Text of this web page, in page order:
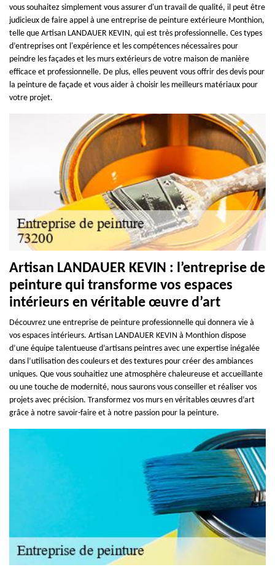
vous souhaitez simplement vous assurer d'un travail de qualité, il peut être
judicieux de faire appel à une entreprise de peinture extérieure Monthion,
telle que Artisan LANDAUER KEVIN, qui est très professionnelle. Ces types
d’entreprises ont l'expérience et les compétences nécessaires pour
peindre les façades et les murs extérieurs de votre maison de manière
efficace et professionnelle. De plus, elles peuvent vous offrir des devis pour
la peinture de façade et vous aider à choisir les meilleurs matériaux pour
votre projet.
Artisan LANDAUER KEVIN : l’entreprise de
peinture qui transforme vos espaces
intérieurs en véritable œuvre d’art
Découvrez une entreprise de peinture professionnelle qui donnera vie à
vos espaces intérieurs. Artisan LANDAUER KEVIN à Monthion dispose
d’une équipe talentueuse d’artisans peintres avec une expertise inégalée
dans l’utilisation des couleurs et des textures pour créer des ambiances
uniques. Que vous souhaitiez une atmosphère chaleureuse et accueillante
ou une touche de modernité, nous saurons vous conseiller et réaliser vos
projets avec précision. Transformez vos murs en véritables œuvres d’art
grâce à notre savoir-faire et à notre passion pour la peinture.